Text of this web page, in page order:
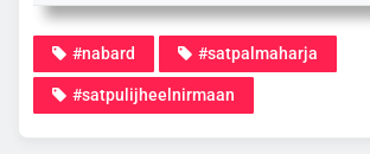
#nabard #satpalmaharja
#satpulijheelnirmaan